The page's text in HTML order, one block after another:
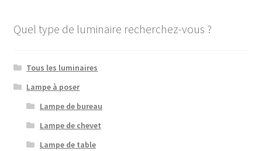
Quel type de luminaire recherchez-vous ?
Tous les luminaires
Lampe à poser
Lampe de bureau
Lampe de chevet
Lampe de table